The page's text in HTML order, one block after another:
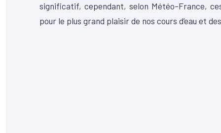
significatif, cependant, selon Météo-France,
pour le plus grand plaisir de nos cours d’eau et